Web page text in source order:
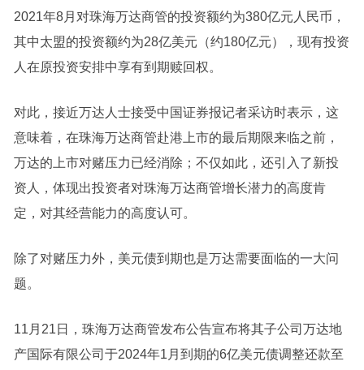
2021年8月对珠海万达商管的投资额约为380亿元人民币，
其中太盟的投资额约为28亿美元（约180亿元），现有投资
人在原投资安排中享有到期赎回权。
对此，接近万达人士接受中国证券报记者采访时表示，这
意味着，在珠海万达商管赴港上市的最后期限来临之前，
万达的上市对赌压力已经消除；不仅如此，还引入了新投
资人，体现出投资者对珠海万达商管增长潜力的高度肯
定，对其经营能力的高度认可。
除了对赌压力外，美元债到期也是万达需要面临的一大问
题。
11月21日，珠海万达商管发布公告宣布将其子公司万达地
产国际有限公司于2024年1月到期的6亿美元债调整还款至